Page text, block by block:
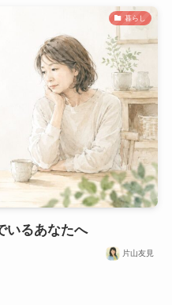
暮らし
いるあなたへ
片山友見